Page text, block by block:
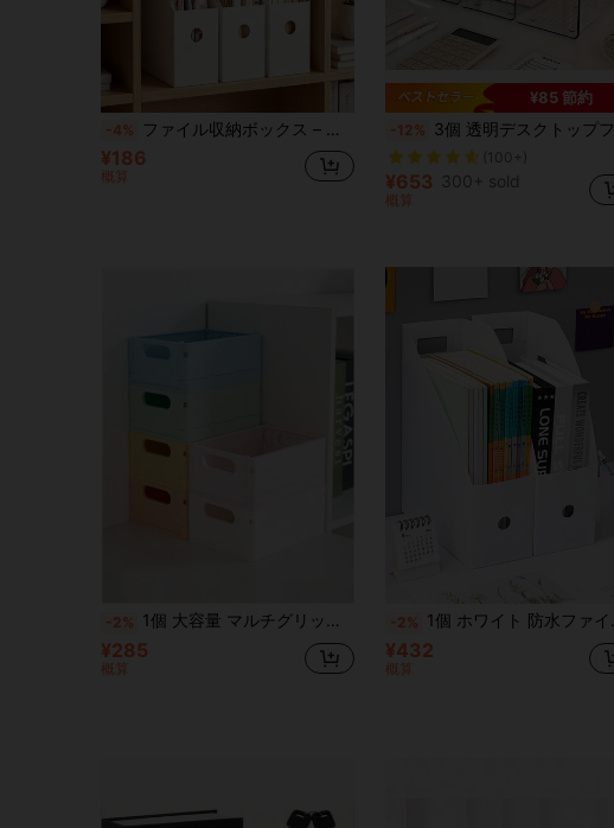
-4% ファイル収納ボックス – オフィス文書とスクラップブック用紙用; マットPP素材のクリエイティブな折りたたみ式デザイン; 折りたたみ式本棚収納ボックス
¥186
概算
¥85 節約
-12% 3個 透明デスクトップファイルオーガナイザー、クリアアクリルファイルホルダーと文房具収納ボックス、滑り止めベース付き、多機能本棚、モジュール式ペーパートレイ、ワークスペースオーガナイザー、ブックディスプレイラック
(100+)
¥653 300+ sold
概算
-2% 1個 大容量 マルチグリッド デスクトップオーガナイザーボックス、モダンミニマリスト 無地 スタイリッシュ デスク収納ケース、滑らかな表面 耐摩耗性 厚手PPプラスチック 文房具仕分けホルダー、マルチコンパートメント 分類デザイン 安定した滑り止めベース 防塵デスクトップ収納コンテナ、多機能 ポータブル小物整理ボックス、ペン、鉛筆、消しゴムの収納に最適、新学期
¥285
概算
-2% 1個 ホワイト 防水ファイルボックス、デスクトップ文書整理ボックス、キッチン用品収納ボックス、キャビネット収納ボックス、厚手プラスチック 折りたたみ式 ミニマリストファイルホルダー、学生寮デスク本棚
¥432
概算